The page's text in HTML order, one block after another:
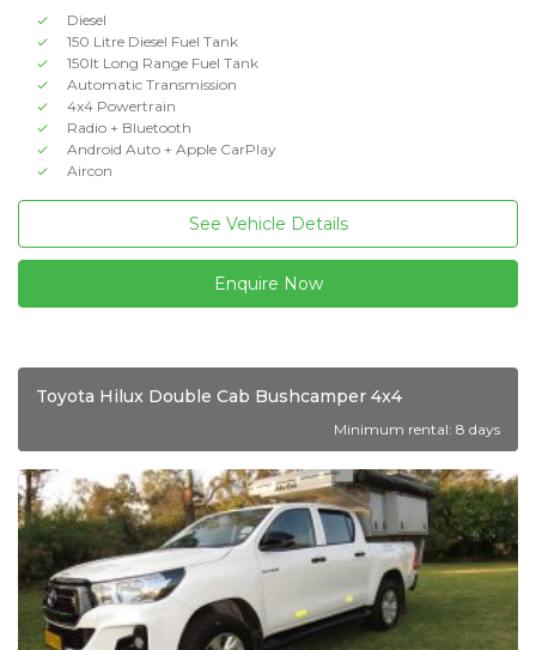
Diesel
150 Litre Diesel Fuel Tank
150lt Long Range Fuel Tank
Automatic Transmission
4x4 Powertrain
Radio + Bluetooth
Android Auto + Apple CarPlay
Aircon
See Vehicle Details
Enquire Now
Toyota Hilux Double Cab Bushcamper 4x4
Minimum rental: 8 days